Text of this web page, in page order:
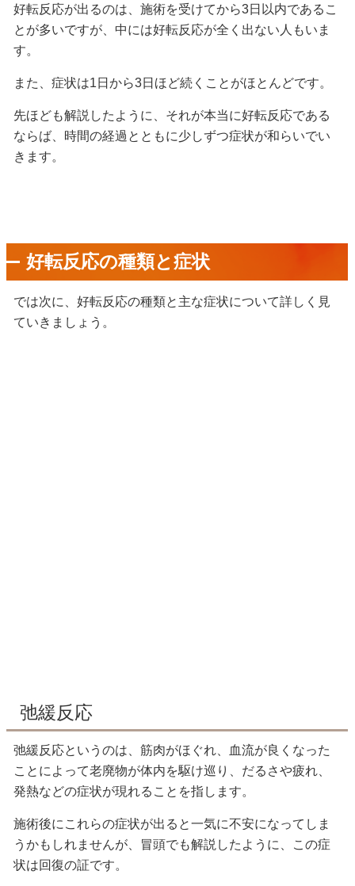
好転反応が出るのは、施術を受けてから3日以内であるこ
とが多いですが、中には好転反応が全く出ない人もいま
す。
また、症状は1日から3日ほど続くことがほとんどです。
先ほども解説したように、それが本当に好転反応である
ならば、時間の経過とともに少しずつ症状が和らいでい
きます。
好転反応の種類と症状
では次に、好転反応の種類と主な症状について詳しく見
ていきましょう。
弛緩反応
弛緩反応というのは、筋肉がほぐれ、血流が良くなった
ことによって老廃物が体内を駆け巡り、だるさや疲れ、
発熱などの症状が現れることを指します。
施術後にこれらの症状が出ると一気に不安になってしま
うかもしれませんが、冒頭でも解説したように、この症
状は回復の証です。